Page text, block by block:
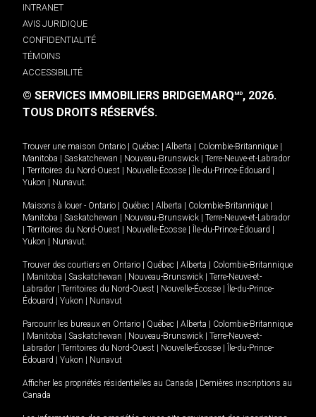
INTRANET
AVIS JURIDIQUE
CONFIDENTIALITÉ
TÉMOINS
ACCESSIBILITÉ
© SERVICES IMMOBILIERS BRIDGEMARQMD, 2026.
TOUS DROITS RÉSERVÉS.
Trouver une maison Ontario Québec Alberta Colombie-Britannique
Manitoba
Saskatchewan Nouveau-Brunswick
Terre-Neuve-et-Labrador
Territoires du Nord-Ouest Nouvelle-Écosse Île-du-Prince-Édouard
Yukon
Nunavut.
Maisons à louer - Ontario Québec Alberta Colombie-Britannique
Manitoba
Saskatchewan Nouveau-Brunswick
Terre-Neuve-et-Labrador
Territoires du Nord-Ouest Nouvelle-Écosse Île-du-Prince-Édouard
Yukon
Nunavut.
Trouver des courtiers en Ontario Québec Alberta
Colombie-Britannique
Manitoba Saskatchewan Nouveau-Brunswick
Terre-Neuve-et-
Labrador
Territoires du Nord-Ouest Nouvelle-Écosse
Île-du-Prince-
Édouard
Yukon Nunavut
Parcourir les bureaux en Ontario Québec Alberta
Colombie-Britannique
Manitoba Saskatchewan Nouveau-Brunswick
Terre-Neuve-et-
Labrador
Territoires du Nord-Ouest Nouvelle-Écosse
Île-du-Prince-
Édouard
Yukon Nunavut
Afficher les propriétés résidentielles au Canada
Dernières inscriptions au
Canada